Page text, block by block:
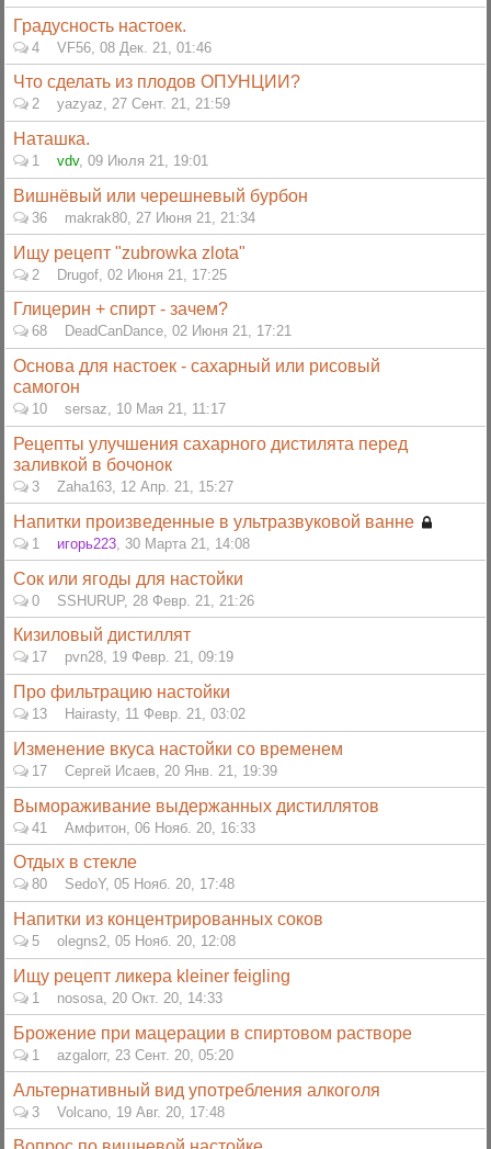
Градусность настоек.
4 VF56, 08 Дек. 21, 01:46
Что сделать из плодов ОПУНЦИИ?
2 yazyaz, 27 Сент. 21, 21:59
Наташка.
1 vdv, 09 Июля 21, 19:01
Вишнёвый или черешневый бурбон
36 makrak80, 27 Июня 21, 21:34
Ищу рецепт "zubrowka zlota"
2 Drugof, 02 Июня 21, 17:25
Глицерин + спирт - зачем?
68 DeadCanDance, 02 Июня 21, 17:21
Основа для настоек - сахарный или рисовый
самогон
10 sersaz, 10 Мая 21, 11:17
Рецепты улучшения сахарного дистилята перед
заливкой в бочонок
3 Zaha163, 12 Апр. 21, 15:27
Напитки произведенные в ультразвуковой ванне
1 игорь223, 30 Марта 21, 14:08
Сок или ягоды для настойки
0 SSHURUP, 28 Февр. 21, 21:26
Кизиловый дистиллят
17 pvn28, 19 Февр. 21, 09:19
Про фильтрацию настойки
13 Hairasty, 11 Февр. 21, 03:02
Изменение вкуса настойки со временем
17 Сергей Исаев 20 Янв. 21, 19:39
Вымораживание выдержанных дистиллятов
41 Амфитон, 06 Нояб. 20, 16:33
Отдых в стекле
80 SedoY, 05 Нояб. 20, 17:48
Напитки из концентрированных соков
5 olegns2, 05 Нояб. 20, 12:08
Ищу рецепт ликера kleiner feigling
1 nososa, 20 Окт. 20, 14:33
Брожение при мацерации в спиртовом растворе
1 azgalorr, 23 Сент. 20, 05:20
Альтернативный вид употребления алкоголя
3 Volcano, 19 Авг. 20, 17:48